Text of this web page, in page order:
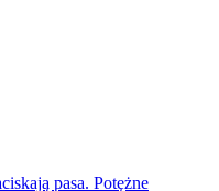
pasa. Potężne